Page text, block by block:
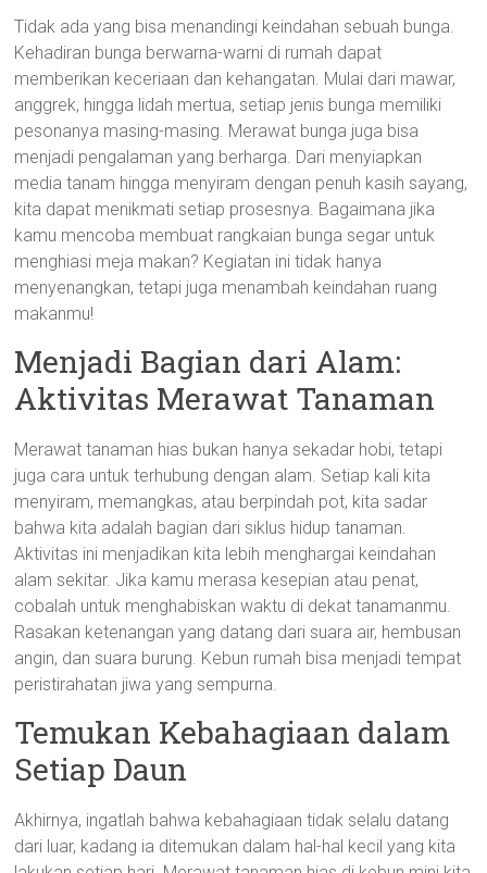
Tidak ada yang bisa menandingi keindahan sebuah bunga.
Kehadiran bunga berwarna-warni di rumah dapat
memberikan keceriaan dan kehangatan. Mulai dari mawar,
anggrek, hingga lidah mertua, setiap jenis bunga memiliki
pesonanya masing-masing. Merawat bunga juga bisa
menjadi pengalaman yang berharga. Dari menyiapkan
media tanam hingga menyiram dengan penuh kasih sayang,
kita dapat menikmati setiap prosesnya. Bagaimana jika
kamu mencoba membuat rangkaian bunga segar untuk
menghiasi meja makan? Kegiatan ini tidak hanya
menyenangkan, tetapi juga menambah keindahan ruang
makanmu!
Menjadi Bagian dari Alam:
Aktivitas Merawat Tanaman
Merawat tanaman hias bukan hanya sekadar hobi, tetapi
juga cara untuk terhubung dengan alam. Setiap kali kita
menyiram, memangkas, atau berpindah pot, kita sadar
bahwa kita adalah bagian dari siklus hidup tanaman.
Aktivitas ini menjadikan kita lebih menghargai keindahan
alam sekitar. Jika kamu merasa kesepian atau penat,
cobalah untuk menghabiskan waktu di dekat tanamanmu.
Rasakan ketenangan yang datang dari suara air, hembusan
angin, dan suara burung. Kebun rumah bisa menjadi tempat
peristirahatan jiwa yang sempurna.
Temukan Kebahagiaan dalam
Setiap Daun
Akhirnya, ingatlah bahwa kebahagiaan tidak selalu datang
dari luar, kadang ia ditemukan dalam hal-hal kecil yang kita